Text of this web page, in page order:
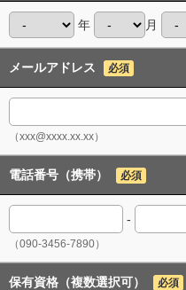
年 月
メールアドレス 必須
（xxx@xxxx.xx.xx）
電話番号（携帯） 必須
-
（090-3456-7890）
保有資格（複数選択可） 必須